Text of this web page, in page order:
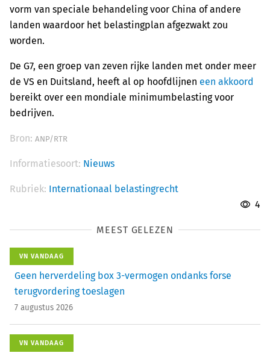
vorm van speciale behandeling voor China of andere
landen waardoor het belastingplan afgezwakt zou
worden.
De G7, een groep van zeven rijke landen met onder meer
de VS en Duitsland, heeft al op hoofdlijnen een akkoord
bereikt over een mondiale minimumbelasting voor
bedrijven.
Bron: ANP/RTR
Informatiesoort: Nieuws
Rubriek: Internationaal belastingrecht
4
MEEST GELEZEN
VN VANDAAG
Geen herverdeling box 3-vermogen ondanks forse
terugvordering toeslagen
7 augustus 2026
VN VANDAAG